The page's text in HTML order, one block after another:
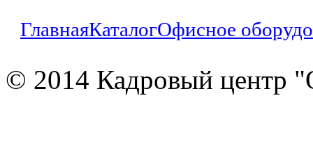
ГлавнаяКаталогОфисное
© 2014 Кадровый центр